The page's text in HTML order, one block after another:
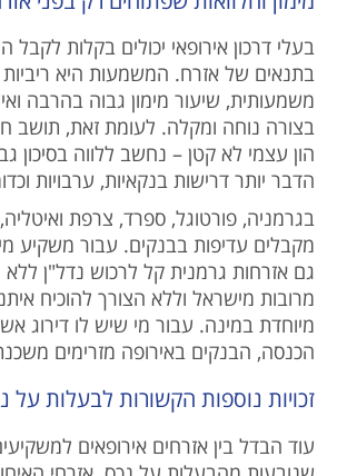
בעלי דרכון אירופאי יכולים בקלות לקבל
בתנאים של אזרח. המשמעות היא ריביות
משמעותית, שיעור מימון גבוה בהרבה
בצורה נוחה ומקלה. לעומת זאת, תושב
הון עצמי לא קטן – נחשב ללווה בסיכון
הדבר יותר דרישות בנקאיות, ערבויות
בגרמניה, פורטוגל, ספרד, צרפת
מקבלים עדיפות בבנקים. עבור משקיע
גם אזרחות גרמנית קל לרכוש נדל"ן
מרובות מישראל וללא הצורך להוכיח
מיוחדת במינה. עבור מי שיש לו דירוג
הכנסה, הבנקים באירופה מזרימים
זכויות נוספות הקשורות לבעלות על
עוד הבדל בין אזרחים אירופאים